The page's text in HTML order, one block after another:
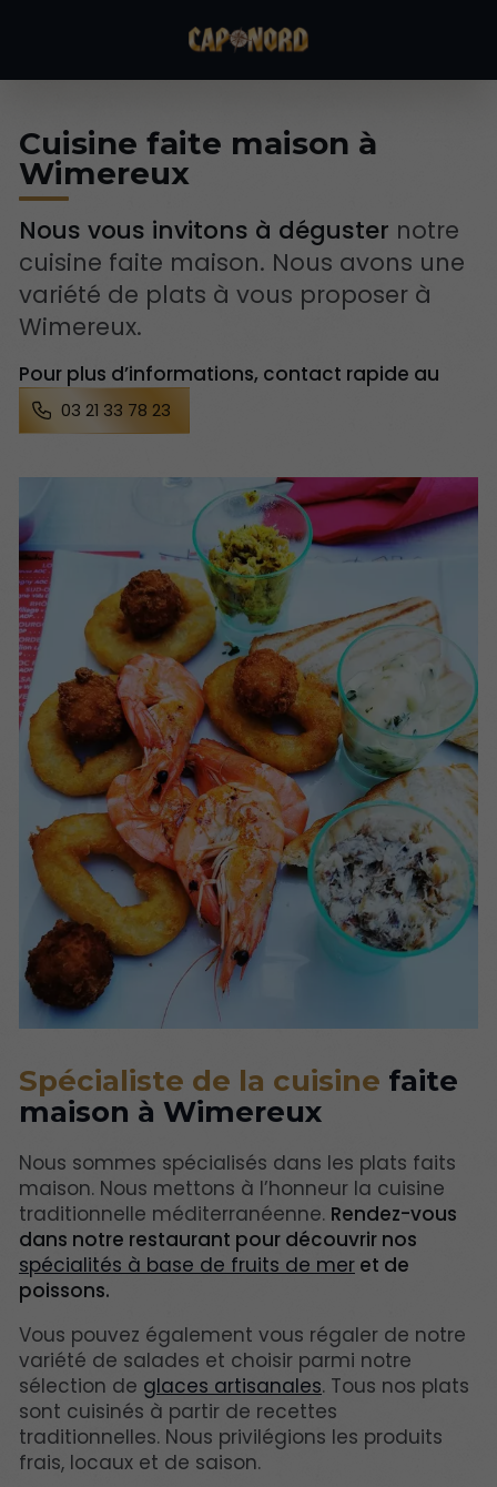
Cuisine faite maison à
Wimereux
Nous vous invitons à déguster notre
cuisine faite maison. Nous avons une
variété de plats à vous proposer à
Wimereux.
Pour plus d’informations, contact rapide au
03 21 33 78 23
Spécialiste de la cuisine faite
maison à Wimereux
Nous sommes spécialisés dans les plats faits
maison. Nous mettons à l’honneur la cuisine
traditionnelle méditerranéenne. Rendez-vous
dans notre restaurant pour découvrir nos
spécialités à base de fruits de mer et de
poissons.
Vous pouvez également vous régaler de notre
variété de salades et choisir parmi notre
sélection de glaces artisanales. Tous nos plats
sont cuisinés à partir de recettes
traditionnelles. Nous privilégions les produits
frais, locaux et de saison.